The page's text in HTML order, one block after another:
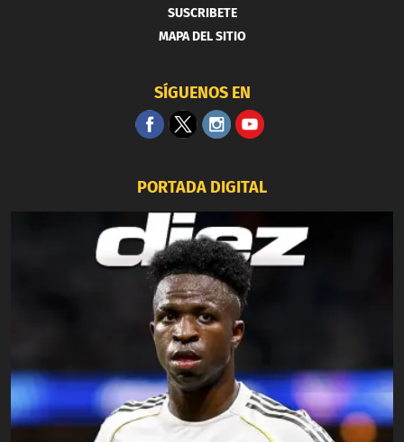
SUSCRIBETE
MAPA DEL SITIO
SÍGUENOS EN
PORTADA DIGITAL